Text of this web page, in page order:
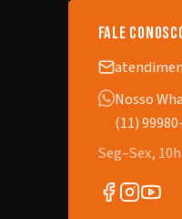
fale
Nosso
(11)
Seg–Sex,